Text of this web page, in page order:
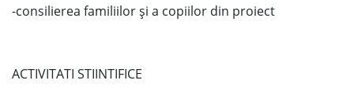
-consilierea familiilor și a copiilor din proiect
ACTIVITATI STIINTIFICE